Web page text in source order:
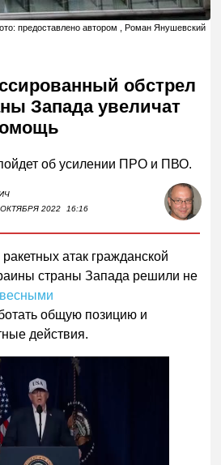
предоставлено автором , Роман Янушевский
обстрел
Запада увеличат
об усилении ПРО и ПВО.
ОКТЯБРЯ 2022 16:16
атак гражданской
страны Запада решили не
общую позицию и
действия.